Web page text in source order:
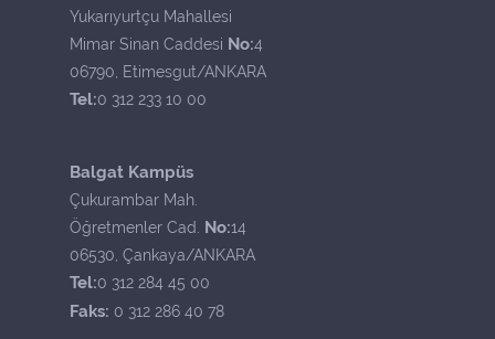
Yukarıyurtçu Mahallesi
Mimar Sinan Caddesi No:4
06790, Etimesgut/ANKARA
Tel:0 312 233 10 00
Balgat Kampüs
Çukurambar Mah.
Öğretmenler Cad. No:14
06530, Çankaya/ANKARA
Tel:0 312 284 45 00
Faks: 0 312 286 40 78